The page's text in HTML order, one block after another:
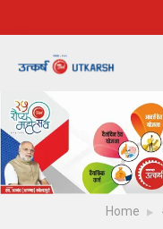
Home